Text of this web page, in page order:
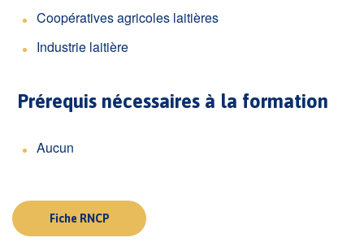
Coopératives agricoles laitières
Industrie laitière
Prérequis nécessaires à la formation
Aucun
Fiche RNCP